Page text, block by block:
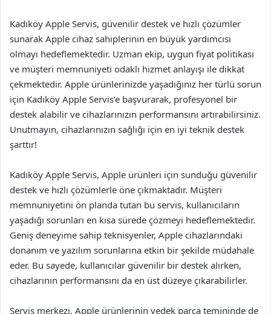
Kadıköy Apple Servis, güvenilir destek ve hızlı çözümler
sunarak Apple cihaz sahiplerinin en büyük yardımcısı
olmayı hedeflemektedir. Uzman ekip, uygun fiyat politikası
ve müşteri memnuniyeti odaklı hizmet anlayışı ile dikkat
çekmektedir. Apple ürünlerinizde yaşadığınız her türlü sorun
için Kadıköy Apple Servis’e başvurarak, profesyonel bir
destek alabilir ve cihazlarınızın performansını artırabilirsiniz.
Unutmayın, cihazlarınızın sağlığı için en iyi teknik destek
şarttır!
Kadıköy Apple Servis, Apple ürünleri için sunduğu güvenilir
destek ve hızlı çözümlerle öne çıkmaktadır. Müşteri
memnuniyetini ön planda tutan bu servis, kullanıcıların
yaşadığı sorunları en kısa sürede çözmeyi hedeflemektedir.
Geniş deneyime sahip teknisyenler, Apple cihazlarındaki
donanım ve yazılım sorunlarına etkin bir şekilde müdahale
eder. Bu sayede, kullanıcılar güvenilir bir destek alırken,
cihazlarının performansını da en üst düzeye çıkarabilirler.
Servis merkezi, Apple ürünlerinin yedek parça temininde de